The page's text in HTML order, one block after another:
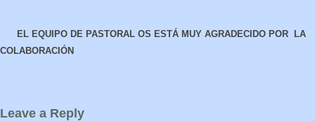
EL EQUIPO DE PASTORAL OS ESTÁ MUY AGRADECIDO POR LA
COLABORACIÓN
Leave a Reply